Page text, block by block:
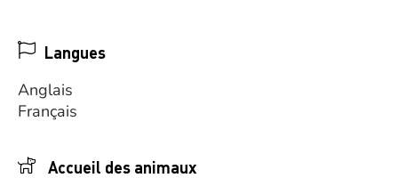
Langues
Anglais
Français
Accueil des animaux